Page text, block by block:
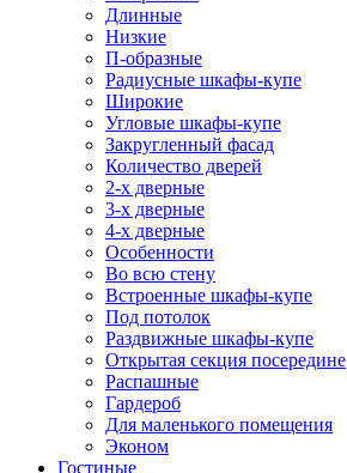
Длинные
Низкие
П-образные
Радиусные шкафы-купе
Широкие
Угловые шкафы-купе
Закругленный фасад
Количество дверей
2-х дверные
3-х дверные
4-х дверные
Особенности
Во всю стену
Встроенные шкафы-купе
Под потолок
Раздвижные шкафы-купе
Открытая секция посередине
Распашные
Гардероб
Для маленького помещения
Эконом
Гостиные